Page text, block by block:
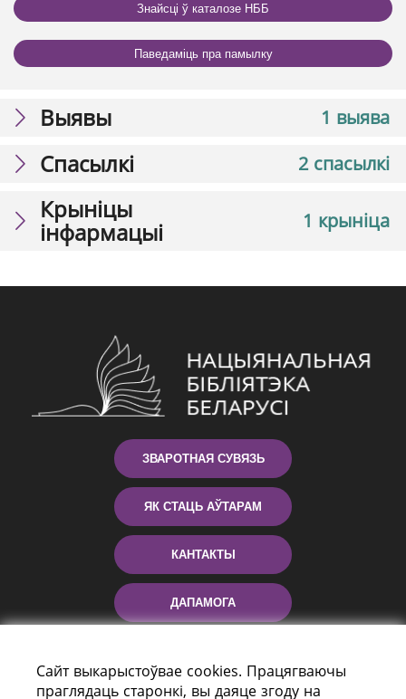
Знайсці ў каталозе НББ
Паведаміць пра памылку
1 выява
Выявы
2 спасылкі
Спасылкі
1 крыніца
Крыніцы
інфармацыі
ЗВАРОТНАЯ СУВЯЗЬ
ЯК СТАЦЬ АЎТАРАМ
КАНТАКТЫ
ДАПАМОГА
Сайт выкарыстоўвае cookies. Працягваючы
праглядаць старонкі, вы даяце згоду на